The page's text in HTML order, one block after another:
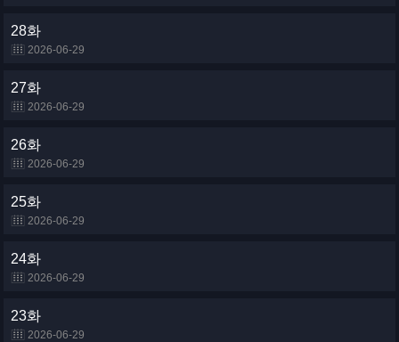
28화
2026-06-29
27화
2026-06-29
26화
2026-06-29
25화
2026-06-29
24화
2026-06-29
23화
2026-06-29